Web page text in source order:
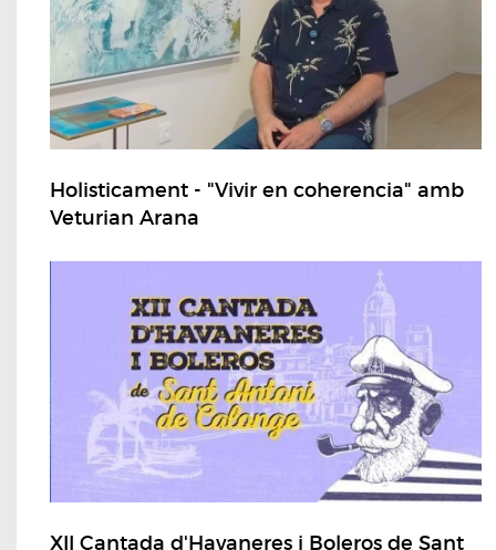
Holisticament - "Vivir en coherencia" amb
Veturian Arana
XII Cantada d'Havaneres i Boleros de Sant